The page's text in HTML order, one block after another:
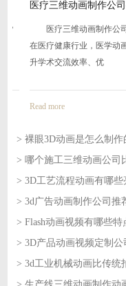
医疗三维动画制作公司有
医疗三维动画制作公司有
在医疗健康行业，医学动画已
升学术交流效率、优
Read more
> 裸眼3D动画是怎么制
> 哪个施工三维动画公司
> 3D工艺流程动画有哪
> 3d广告动画制作公司推
> Flash动画视频有哪些
> 3D产品动画视频定制公
> 3d工业机械动画比传统